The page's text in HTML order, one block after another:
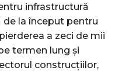
infrastructură
de la început pentru
a zeci de mii
termen lung și
construcțiilor,